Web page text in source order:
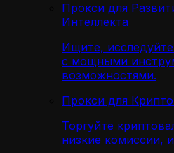
Прокси для
Интеллекта
Ищите,
с мощными
возможностями.
Прокси для
Торгуйте
низкие комиссии,